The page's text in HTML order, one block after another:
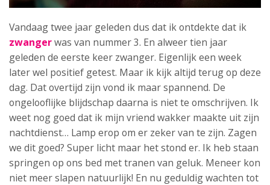
Vandaag twee jaar geleden dus dat ik ontdekte dat ik
zwangerwas van nummer 3. En alweer tien jaar
geleden de eerste keer zwanger. Eigenlijk een week
later wel positief getest. Maar ik kijk altijd terug op deze
dag. Dat overtijd zijn vond ik maar spannend. De
ongelooflijke blijdschap daarna is niet te omschrijven. Ik
weet nog goed dat ik mijn vriend wakker maakte uit zijn
nachtdienst… Lamp erop om er zeker van te zijn. Zagen
we dit goed? Super licht maar het stond er. Ik heb staan
springen op ons bed met tranen van geluk. Meneer kon
niet meer slapen natuurlijk! En nu geduldig wachten tot